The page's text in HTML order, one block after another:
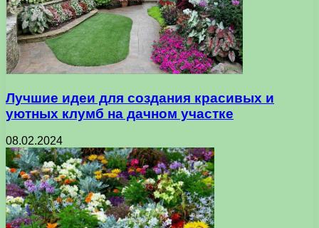
Лучшие идеи для создания красивых и
уютных клумб на дачном участке
08.02.2024